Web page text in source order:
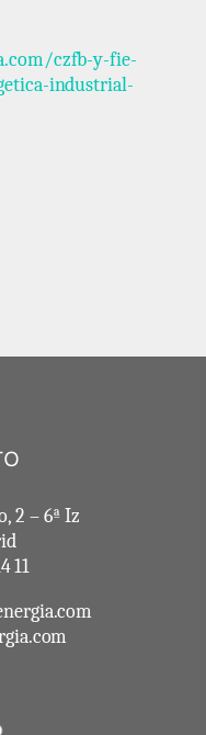
czfb-y-fie-
industrial-
2 – 6ª Iz
11